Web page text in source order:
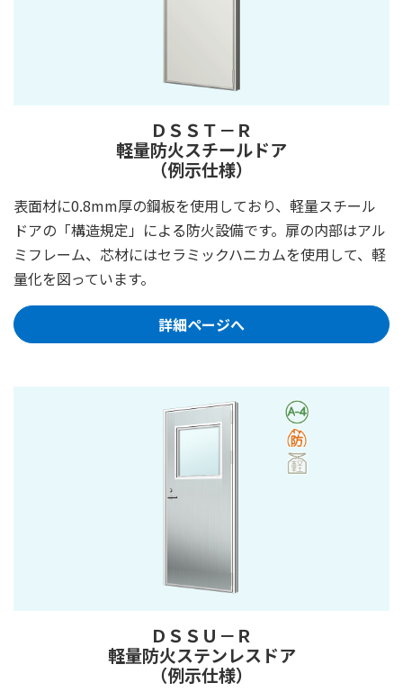
ＤＳＳＴ－Ｒ
軽量防火スチールドア
（例示仕様）
表面材に0.8mm厚の鋼板を使用しており、軽量スチール
ドアの「構造規定」による防火設備です。扉の内部はアル
ミフレーム、芯材にはセラミックハニカムを使用して、軽
量化を図っています。
詳細ページへ
ＤＳＳＵ－Ｒ
軽量防火ステンレスドア
（例示仕様）